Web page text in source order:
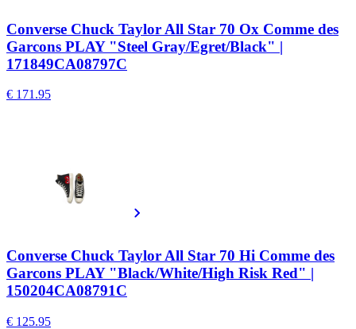
Converse Chuck Taylor All Star 70 Ox Comme des
Garcons PLAY "Steel Gray/Egret/Black" |
171849CA08797C
€ 171.95
Converse Chuck Taylor All Star 70 Hi Comme des
Garcons PLAY "Black/White/High Risk Red" |
150204CA08791C
€ 125.95